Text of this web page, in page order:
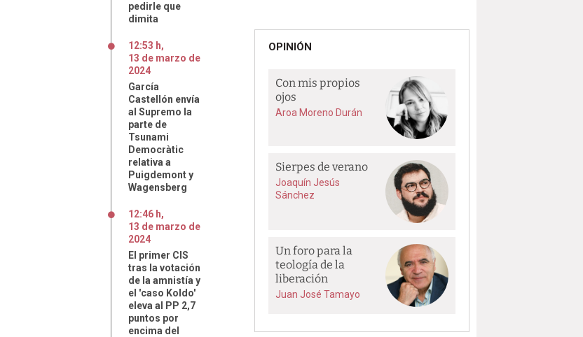
pedirle que
dimita
12:53 h,
13 de marzo de
2024
García
Castellón envía
al Supremo la
parte de
Tsunami
Democràtic
relativa a
Puigdemont y
Wagensberg
12:46 h,
13 de marzo de
2024
El primer CIS
tras la votación
de la amnistía y
el 'caso Koldo'
eleva al PP 2,7
puntos por
encima del
OPINIÓN
Con mis propios
ojos
Aroa Moreno Durán
Sierpes de verano
Joaquín Jesús
Sánchez
Un foro para la
teología de la
liberación
Juan José Tamayo